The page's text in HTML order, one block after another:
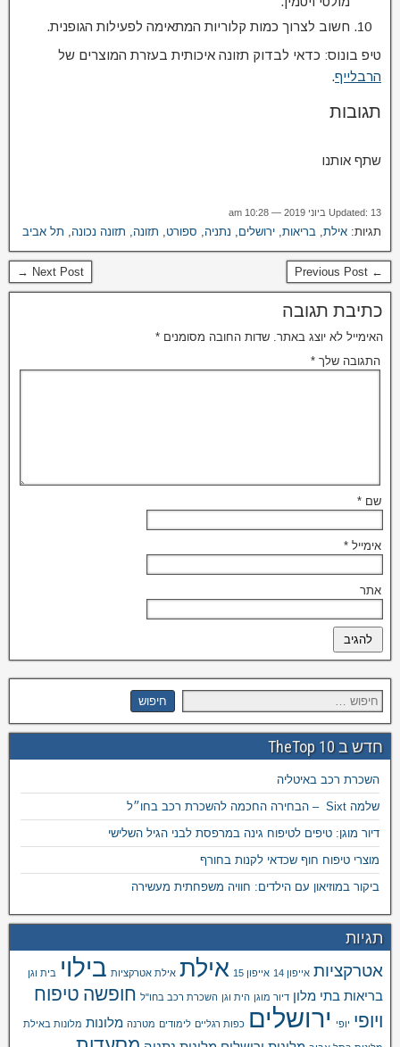
חשוב לצרוך כמות קלוריות המתאימה לפעילות הגופנית.
טיפ בונוס: כדאי לבדוק תזונה איכותית בעזרת המוצרים של
הרבלייף.
תגובות
שתף אותנו
Updated: 13 ביוני 2019 — 10:28 am
תגיות: אילת, בריאות, ירושלים, נתניה, ספורט, תזונה, תזונה נכונה, תל אביב
← Previous Post
Next Post →
כתיבת תגובה
האימייל לא יוצג באתר. שדות החובה מסומנים *
התגובה שלך *
שם *
אימייל *
אתר
חדש ב TheTop 10
השכרת רכב באיטליה
שלמה Sixt – הבחירה החכמה להשכרת רכב בחו״ל
דיור מוגן: טיפים לטיפוח גינה במרפסת לבני הגיל השלישי
מוצרי טיפוח חוף שכדאי לקנות בחורף
ביקור במוזיאון עם הילדים: חוויה משפחתית מעשירה
תגיות
אטרקציות אייפון 14 אייפון 15 אילת אילת אטרקציות בילוי בית וגן
בריאות בתי מלון דיור מוגן הית וגן השכרת רכב בחו"ל חופשה טיפוח
ויופי יופי ירושלים כפות רגליים לימודים מטרנה מלונות מלונות באילת